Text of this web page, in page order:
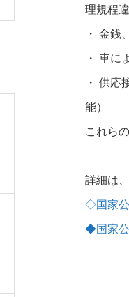
理規程
・ 金銭
・ 車に
・ 供応
能）
これら
詳細は
◇国家公
◆国家公